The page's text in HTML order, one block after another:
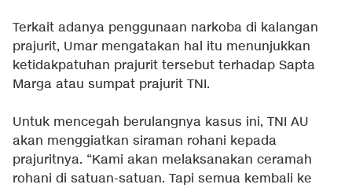
Terkait adanya penggunaan narkoba di kalangan
prajurit, Umar mengatakan hal itu menunjukkan
ketidakpatuhan prajurit tersebut terhadap Sapta
Marga atau sumpat prajurit TNI.
Untuk mencegah berulangnya kasus ini, TNI AU
akan menggiatkan siraman rohani kepada
prajuritnya. “Kami akan melaksanakan ceramah
rohani di satuan-satuan. Tapi semua kembali ke